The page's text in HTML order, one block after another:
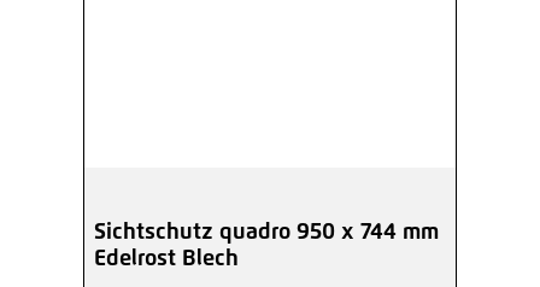
Sichtschutz quadro 950 x 744 mm
Edelrost Blech